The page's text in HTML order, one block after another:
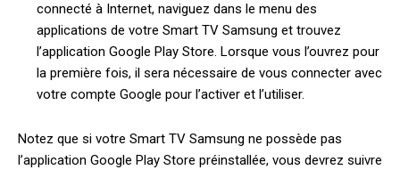
connecté à Internet, naviguez dans le menu des
applications de votre Smart TV Samsung et trouvez
l’application Google Play Store. Lorsque vous l’ouvrez pour
la première fois, il sera nécessaire de vous connecter avec
votre compte Google pour l’activer et l’utiliser.
Notez que si votre Smart TV Samsung ne possède pas
l’application Google Play Store préinstallée, vous devrez suivre